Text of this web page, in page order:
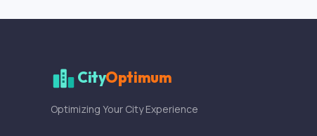
CityOptimum
Optimizing Your City Experience